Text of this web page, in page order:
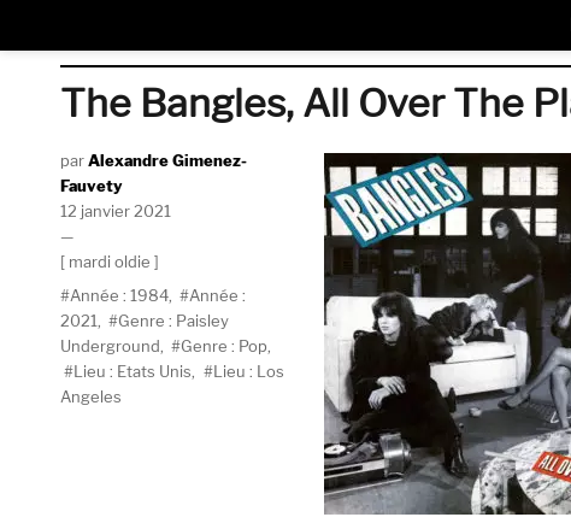
The Bangles, All Over The
AuteurAlexandre Gimenez-
Fauvety
Publié
le
12 janvier 2021
Catégories
mardi oldie
Étiquettes
Année : 1984
Année :
2021
Genre : Paisley
Underground
Genre : Pop
Lieu : Etats Unis
Lieu : Los
Angeles